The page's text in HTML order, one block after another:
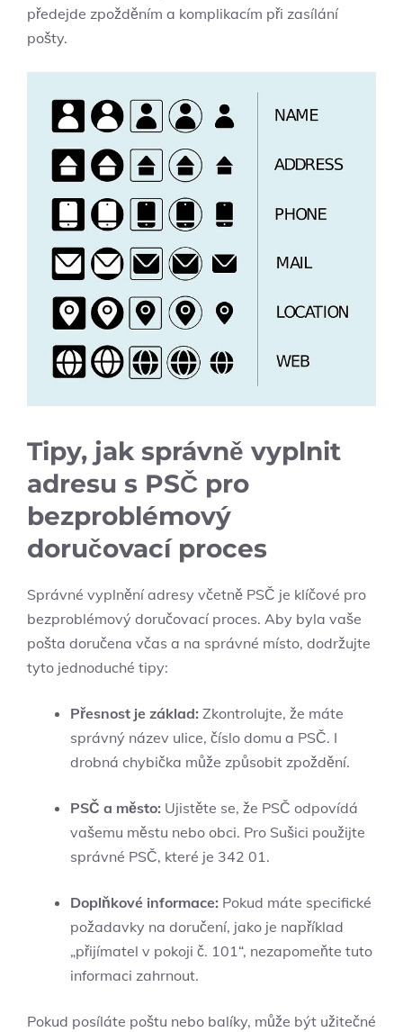
předejde zpožděním a komplikacím při zasílání
pošty.
Tipy, jak správně vyplnit
adresu s PSČ pro
bezproblémový
doručovací proces
Správné vyplnění adresy včetně PSČ je klíčové pro
bezproblémový doručovací proces. Aby byla vaše
pošta doručena včas a na správné místo, dodržujte
tyto jednoduché tipy:
Přesnost je základ: Zkontrolujte, že máte
správný název ulice, číslo domu a PSČ. I
drobná chybička může způsobit zpoždění.
PSČ a město: Ujistěte se, že PSČ odpovídá
vašemu městu nebo obci. Pro Sušici použijte
správné PSČ, které je 342 01.
Doplňkové informace: Pokud máte specifické
požadavky na doručení, jako je například
„přijímatel v pokoji č. 101“, nezapomeňte tuto
informaci zahrnout.
Pokud posíláte poštu nebo balíky, může být užitečné